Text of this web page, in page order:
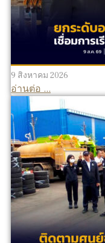
9 สิงหาคม 2026
อ่านต่อ ...